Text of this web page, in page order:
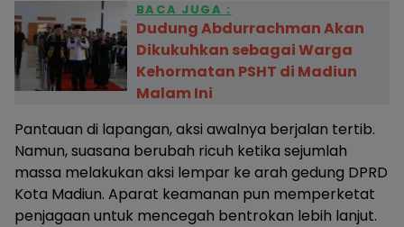
BACA JUGA :
Dudung Abdurrachman Akan
Dikukuhkan sebagai Warga
Kehormatan PSHT di Madiun
Malam Ini
Pantauan di lapangan, aksi awalnya berjalan tertib.
Namun, suasana berubah ricuh ketika sejumlah
massa melakukan aksi lempar ke arah gedung DPRD
Kota Madiun. Aparat keamanan pun memperketat
penjagaan untuk mencegah bentrokan lebih lanjut.